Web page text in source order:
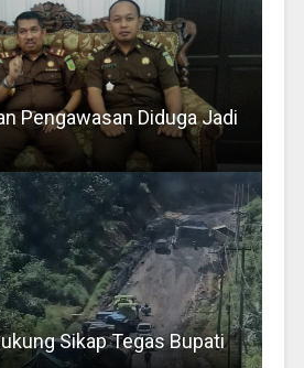
Pengawasan Diduga Jadi
Sikap Tegas Bupati